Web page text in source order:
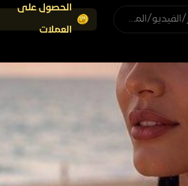
البحث عن البث المباشر/الفيديو/المستخدم
الحصول على
العملات